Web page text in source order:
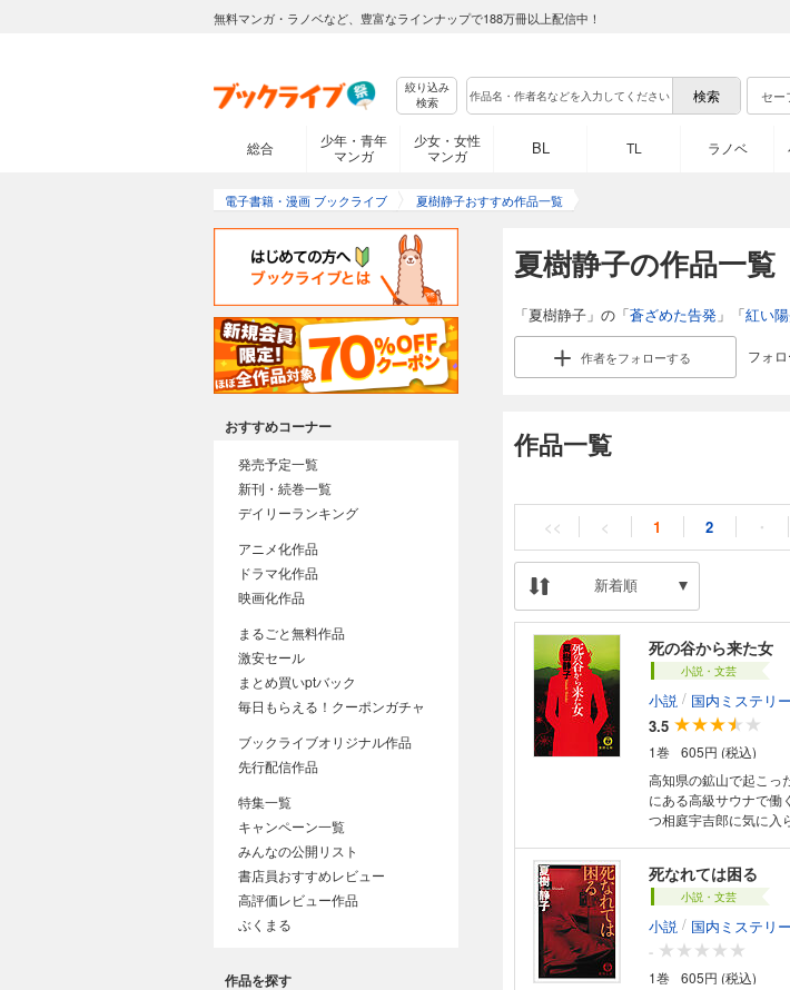
無料マンガ・ラノベなど、豊富なラインナップで188万冊以上配信中！
絞り込み
検索
セー
総合
少年・青年
マンガ
少女・女性
マンガ
BL TL ラノベ
電子書籍・漫画 ブックライブ 夏樹静子おすすめ作品一覧
夏樹静子の作品一覧
「夏樹静子」の「蒼ざめた告発 」「紅い
作者をフォローする フォ
作品一覧
<< < 1 2 ・
新着順
死の谷から来た女
小説・文芸
小説 / 国内ミステリー
3.5
1巻
605円 (税込)
高知県の鉱山で起こっ
にある高級サウナで働
つ相庭宇吉郎に気に入
死なれては困る
小説・文芸
小説 / 国内ミステリー
-
1巻
605円 (税込)
おすすめコーナー
発売予定一覧
新刊・続巻一覧
デイリーランキング
アニメ化作品
ドラマ化作品
映画化作品
まるごと無料作品
激安セール
まとめ買いptバック
毎日もらえる！クーポンガチャ
ブックライブオリジナル作品
先行配信作品
特集一覧
キャンペーン一覧
みんなの公開リスト
書店員おすすめレビュー
高評価レビュー作品
ぶくまる
作品を探す